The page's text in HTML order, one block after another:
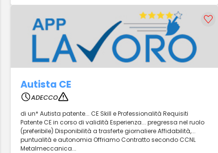
Autista CE
ADECCO
di un* Autista patente... CE Skill e Professionalità Requisiti
Patente CE in corso di validità Esperienza... pregressa nel ruolo
(preferibile) Disponibilità a trasferte giornaliere Affidabilità,...
puntualità e autonomia Offriamo Contratto secondo CCNL
Metalmeccanica...